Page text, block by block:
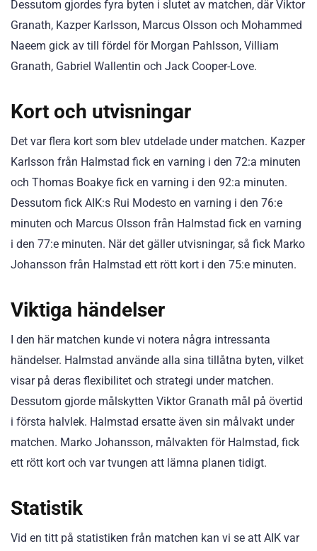
Dessutom gjordes fyra byten i slutet av matchen, där Viktor
Granath, Kazper Karlsson, Marcus Olsson och Mohammed
Naeem gick av till fördel för Morgan Pahlsson, Villiam
Granath, Gabriel Wallentin och Jack Cooper-Love.
Kort och utvisningar
Det var flera kort som blev utdelade under matchen. Kazper
Karlsson från Halmstad fick en varning i den 72:a minuten
och Thomas Boakye fick en varning i den 92:a minuten.
Dessutom fick AIK:s Rui Modesto en varning i den 76:e
minuten och Marcus Olsson från Halmstad fick en varning
i den 77:e minuten. När det gäller utvisningar, så fick Marko
Johansson från Halmstad ett rött kort i den 75:e minuten.
Viktiga händelser
I den här matchen kunde vi notera några intressanta
händelser. Halmstad använde alla sina tillåtna byten, vilket
visar på deras flexibilitet och strategi under matchen.
Dessutom gjorde målskytten Viktor Granath mål på övertid
i första halvlek. Halmstad ersatte även sin målvakt under
matchen. Marko Johansson, målvakten för Halmstad, fick
ett rött kort och var tvungen att lämna planen tidigt.
Statistik
Vid en titt på statistiken från matchen kan vi se att AIK var